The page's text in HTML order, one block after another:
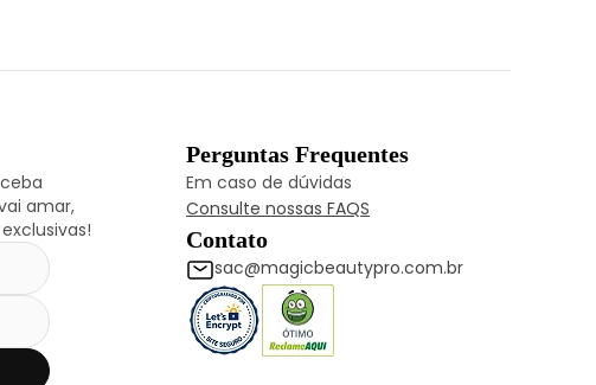
amar,
Perguntas Frequentes
Em caso de dúvidas
Consulte nossas FAQS
Contato
sac@magicbeautypro.com.br